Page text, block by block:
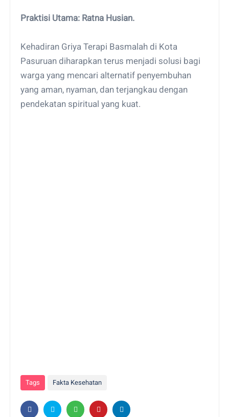
Praktisi Utama: Ratna Husian.
Kehadiran Griya Terapi Basmalah di Kota
Pasuruan diharapkan terus menjadi solusi bagi
warga yang mencari alternatif penyembuhan
yang aman, nyaman, dan terjangkau dengan
pendekatan spiritual yang kuat.
Tags Fakta Kesehatan